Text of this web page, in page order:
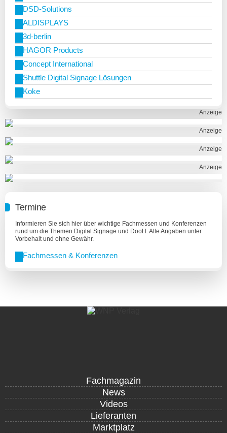
DSD-Solutions
ALDISPLAYS
3d-berlin
HAGOR Products
Concept International
Shuttle Digital Signage Lösungen
Koke
Anzeige
Anzeige
Anzeige
Anzeige
Termine
Informieren Sie sich hier über wichtige Fachmessen und Konferenzen
rund um die Themen Digital Signage und DooH. Alle Angaben unter
Vorbehalt und ohne Gewähr.
Fachmessen & Konferenzen
Fachmagazin
News
Videos
Lieferanten
Marktplatz